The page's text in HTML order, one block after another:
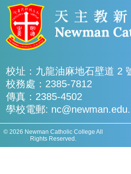
校址：九龍油麻地石壁道 2
校務處：2385-7812
傳真：2385-4502
學校電郵:
© 2026 Newman Catholic College All
Rights Reserved.